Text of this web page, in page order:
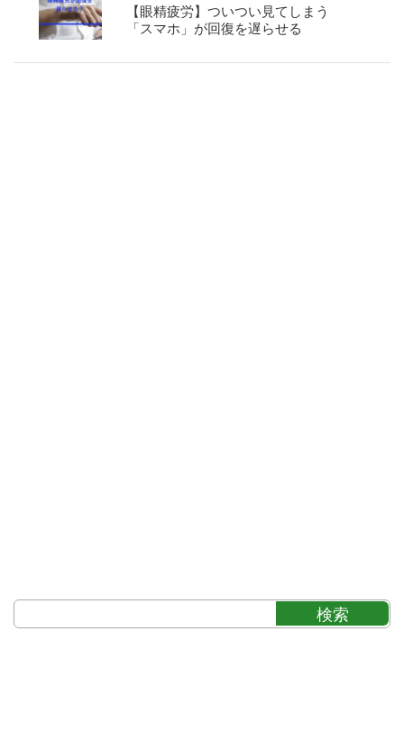
【眼精疲労】ついつい見てしまう
「スマホ」が回復を遅らせる